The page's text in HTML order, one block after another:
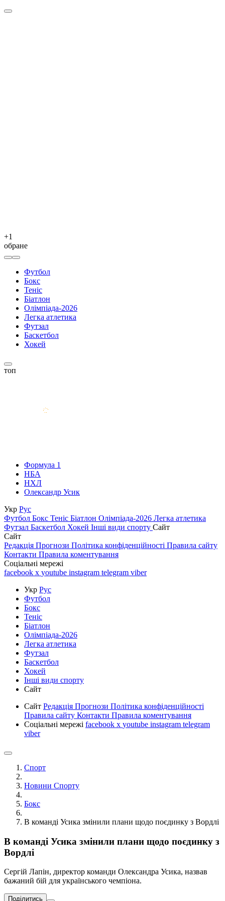
+1
обране
Футбол
Бокс
Теніс
Біатлон
Олімпіада-2026
Легка атлетика
Футзал
Баскетбол
Хокей
топ
Формула 1
НБА
НХЛ
Олександр Усик
Укр Рус
Футбол Бокс Теніс Біатлон Олімпіада-2026 Легка атлетика
Футзал Баскетбол Хокей Інші види спорту Сайт
Сайт
Редакція Прогнози Політика конфіденційності Правила сайту
Контакти Правила коментування
Соціальні мережі
facebook x youtube instagram telegram viber
Укр Рус
Футбол
Бокс
Теніс
Біатлон
Олімпіада-2026
Легка атлетика
Футзал
Баскетбол
Хокей
Інші види спорту
Сайт
Сайт Редакція Прогнози Політика конфіденційності
Правила сайту Контакти Правила коментування
Соціальні мережі facebook x youtube instagram telegram
viber
Спорт
Новини Спорту
Бокс
В команді Усика змінили плани щодо поєдинку з Вордлі
В команді Усика змінили плани щодо поєдинку з
Вордлі
Сергій Лапін, директор команди Олександра Усика, назвав
бажаний бій для українського чемпіона.
Поділитись